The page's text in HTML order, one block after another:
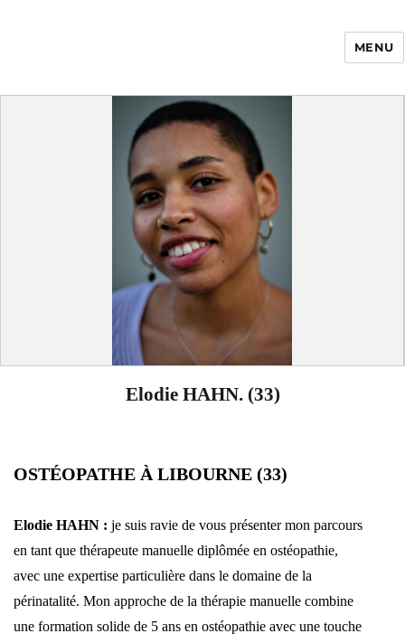
Enfance Made in
France
MENU
Elodie HAHN. (33)
OSTÉOPATHE À LIBOURNE (33)
Elodie HAHN : je suis ravie de vous présenter mon parcours
en tant que thérapeute manuelle diplômée en ostéopathie,
avec une expertise particulière dans le domaine de la
périnatalité. Mon approche de la thérapie manuelle combine
une formation solide de 5 ans en ostéopathie avec une touche